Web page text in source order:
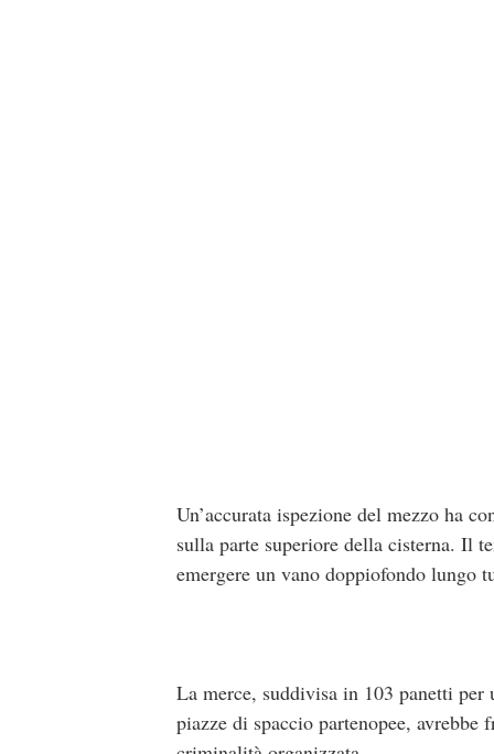
Un’accurata ispezione del mezzo ha
sulla parte superiore della cisterna. Il
emergere un vano doppiofondo lungo
La merce, suddivisa in 103 panetti
piazze di spaccio partenopee,